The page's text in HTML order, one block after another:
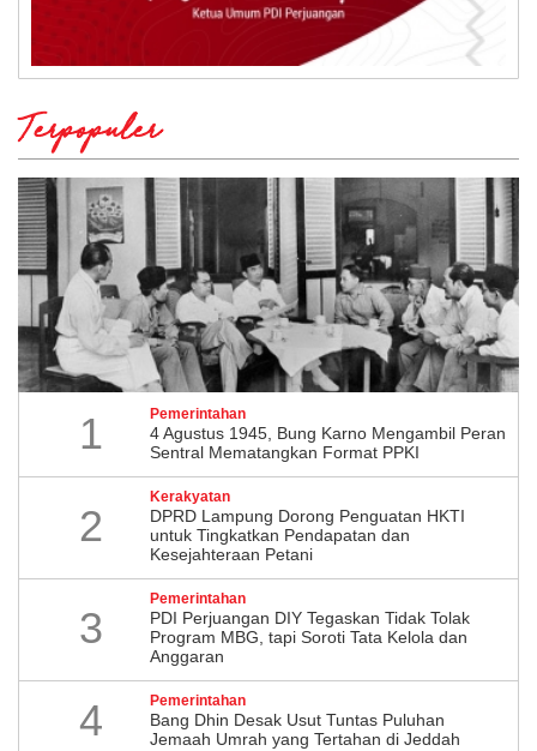
Terpopuler
1 Pemerintahan
4 Agustus 1945, Bung Karno Mengambil Peran
Sentral Mematangkan Format PPKI
2
Kerakyatan
DPRD Lampung Dorong Penguatan HKTI
untuk Tingkatkan Pendapatan dan
Kesejahteraan Petani
3
Pemerintahan
PDI Perjuangan DIY Tegaskan Tidak Tolak
Program MBG, tapi Soroti Tata Kelola dan
Anggaran
4 Pemerintahan
Bang Dhin Desak Usut Tuntas Puluhan
Jemaah Umrah yang Tertahan di Jeddah